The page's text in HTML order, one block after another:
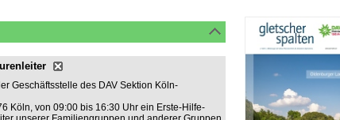
Geschäftsstelle des DAV Sektion Köln-
Köln, von 09:00 bis 16:30 Uhr ein Erste-Hilfe-